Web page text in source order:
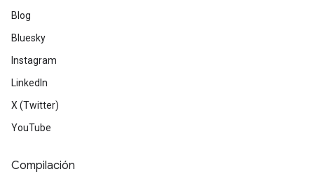
Blog
Bluesky
Instagram
LinkedIn
X (Twitter)
YouTube
Compilación